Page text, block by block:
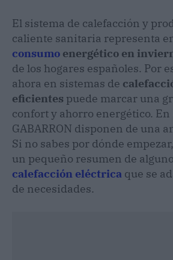
El sistema de calefacción y
caliente sanitaria representa
consumo energético en
de los hogares españoles. Por
ahora en sistemas de
eficientes puede marcar una
confort y ahorro energético. En
GABARRON disponen de una
Si no sabes por dónde
un pequeño resumen de
calefacción eléctrica que se
de necesidades.